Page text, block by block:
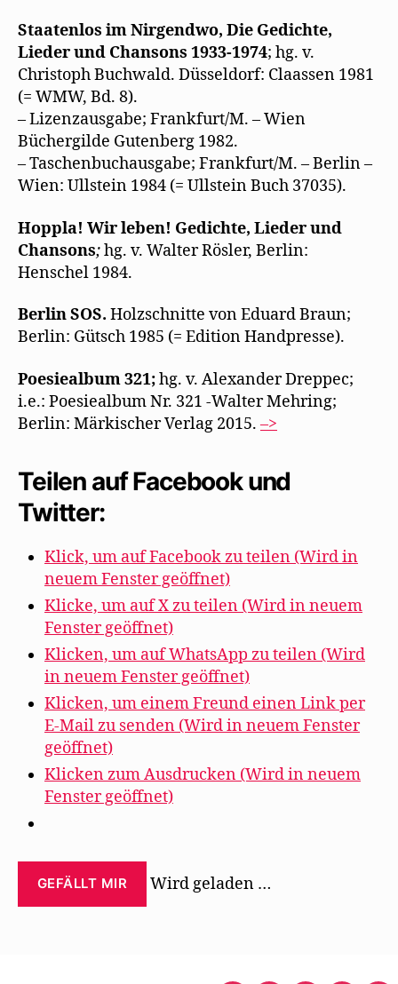
Staatenlos im Nirgendwo, Die Gedichte,
Lieder und Chansons 1933-1974; hg. v.
Christoph Buchwald. Düsseldorf: Claassen 1981
(= WMW, Bd. 8).
– Lizenzausgabe; Frankfurt/M. – Wien
Büchergilde Gutenberg 1982.
– Taschenbuchausgabe; Frankfurt/M. – Berlin –
Wien: Ullstein 1984 (= Ullstein Buch 37035).
Hoppla! Wir leben! Gedichte, Lieder und
Chansons;hg. v. Walter Rösler, Berlin:
Henschel 1984.
Berlin SOS. Holzschnitte von Eduard Braun;
Berlin: Gütsch 1985 (= Edition Handpresse).
Poesiealbum 321;hg. v. Alexander Dreppec;
i.e.: Poesiealbum Nr. 321 -Walter Mehring;
Berlin: Märkischer Verlag 2015. –>
Teilen auf Facebook und
Twitter:
Klick, um auf Facebook zu teilen (Wird in
neuem Fenster geöffnet)
Klicke, um auf X zu teilen (Wird in neuem
Fenster geöffnet)
Klicken, um auf WhatsApp zu teilen (Wird
in neuem Fenster geöffnet)
Klicken, um einem Freund einen Link per
E-Mail zu senden (Wird in neuem Fenster
geöffnet)
Klicken zum Ausdrucken (Wird in neuem
Fenster geöffnet)
GEFÄLLT MIR Wird geladen …